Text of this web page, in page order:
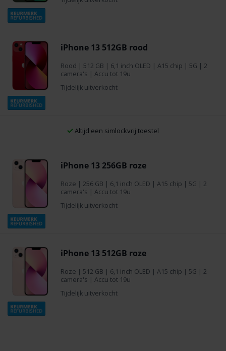
iPhone 13 512GB rood
Rood | 512 GB | 6,1 inch OLED | A15 chip | 5G | 2
camera's | Accu tot 19u
Tijdelijk uitverkocht
iPhone 13 256GB roze
Roze | 256 GB | 6,1 inch OLED | A15 chip | 5G | 2
camera's | Accu tot 19u
Tijdelijk uitverkocht
iPhone 13 512GB roze
Roze | 512 GB | 6,1 inch OLED | A15 chip | 5G | 2
camera's | Accu tot 19u
Tijdelijk uitverkocht
Altijd een simlockvrij toestel